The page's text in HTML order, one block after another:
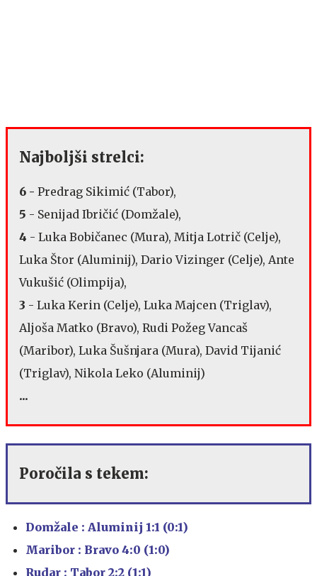
Najboljši strelci:
6 - Predrag Sikimić (Tabor),
5 - Senijad Ibričić (Domžale),
4 - Luka Bobičanec (Mura), Mitja Lotrič (Celje),
Luka Štor (Aluminij), Dario Vizinger (Celje), Ante
Vukušić (Olimpija),
3 - Luka Kerin (Celje), Luka Majcen (Triglav),
Aljoša Matko (Bravo), Rudi Požeg Vancaš
(Maribor), Luka Šušnjara (Mura), David Tijanić
(Triglav), Nikola Leko (Aluminij)
...
Poročila s tekem:
Domžale : Aluminij 1:1 (0:1)
Maribor : Bravo 4:0 (1:0)
Rudar : Tabor 2:2 (1:1)